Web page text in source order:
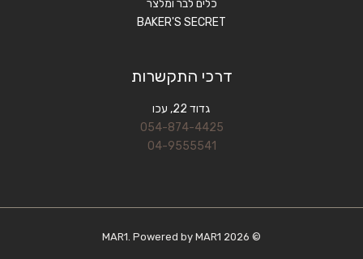
כלים לבר ומלצר
BAKER'S SECRET
דרכי התקשרות
גדוד 22, עכו
054-874-4425
04-9555541
© 2026 MAR1. Powered by MAR1